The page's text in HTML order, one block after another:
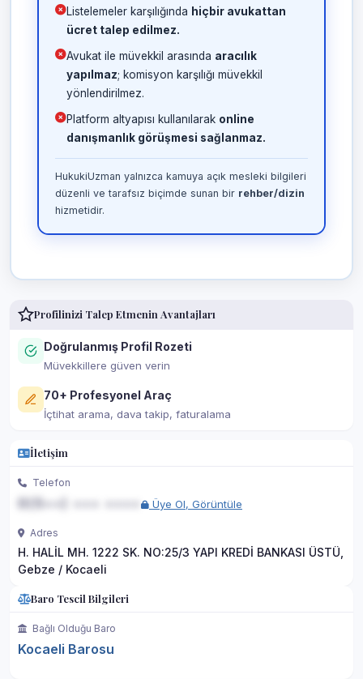
Listelemeler karşılığında hiçbir avukattan
ücret talep edilmez.
Avukat ile müvekkil arasında aracılık
yapılmaz; komisyon karşılığı müvekkil
yönlendirilmez.
Platform altyapısı kullanılarak online
danışmanlık görüşmesi sağlanmaz.
HukukiUzman yalnızca kamuya açık mesleki bilgileri
düzenli ve tarafsız biçimde sunan bir rehber/dizin
hizmetidir.
Profilinizi Talep Etmenin Avantajları
Doğrulanmış Profil Rozeti
Müvekkillere güven verin
70+ Profesyonel Araç
İçtihat arama, dava takip, faturalama
İletişim
Telefon
Üye Ol, Görüntüle
Adres
H. HALİL MH. 1222 SK. NO:25/3 YAPI KREDİ BANKASI ÜSTÜ,
Gebze / Kocaeli
Baro Tescil Bilgileri
Bağlı Olduğu Baro
Kocaeli Barosu